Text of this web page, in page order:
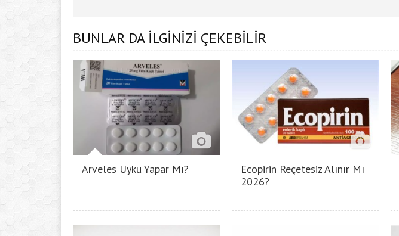
BUNLAR DA İLGİNİZİ ÇEKEBİLİR
Arveles Uyku Yapar Mı?
Ecopirin Reçetesiz Alınır Mı
2026?